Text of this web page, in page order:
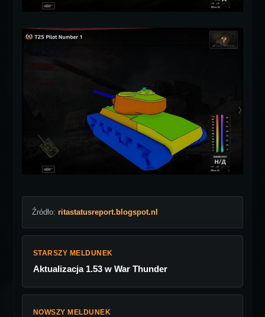
Źródło: ritastatusreport.blogspot.nl
STARSZY MELDUNEK
Aktualizacja 1.53 w War Thunder
NOWSZY MELDUNEK